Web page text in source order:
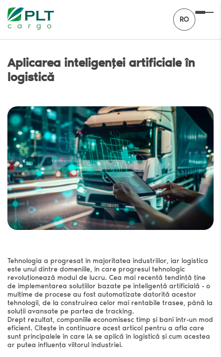
RO
Aplicarea inteligenței artificiale în
logistică
Tehnologia a progresat în majoritatea industriilor, iar logistica
este unul dintre domeniile, în care progresul tehnologic
revoluționează modul de lucru. Cea mai recentă tendință ține
de implementarea soluțiilor bazate pe inteligență artificială - o
mulțime de procese au fost automatizate datorită acestor
tehnologii, de la construirea celor mai rentabile trasee, până la
soluții avansate pe partea de tracking.
Drept rezultat, companiile economisesc timp și bani într-un mod
eficient. Citește în continuare acest articol pentru a afla care
sunt principalele în care IA se aplică în logistică și cum acestea
ar putea influența viitorul industriei.